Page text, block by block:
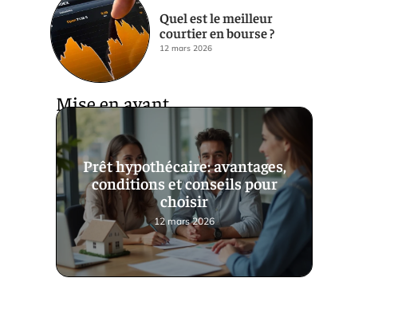
Quel est le meilleur
courtier en bourse ?
12 mars 2026
Mise en avant
Prêt hypothécaire: avantages,
conditions et conseils pour
choisir
12 mars 2026